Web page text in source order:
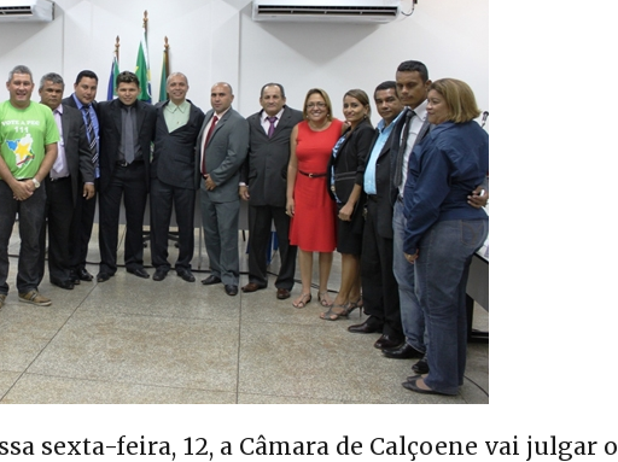
sexta-feira, 12, a Câmara de Calçoene vai julgar o